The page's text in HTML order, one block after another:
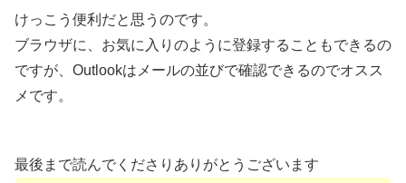
けっこう便利だと思うのです。
ブラウザに、お気に入りのように登録することもできるの
ですが、Outlookはメールの並びで確認できるのでオスス
メです。
最後まで読んでくださりありがとうございます